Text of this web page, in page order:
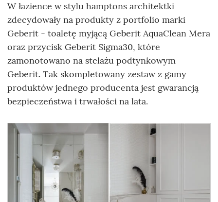
W łazience w stylu hamptons architektki
zdecydowały na produkty z portfolio marki
Geberit - toaletę myjącą Geberit AquaClean Mera
oraz przycisk Geberit Sigma30, które
zamonotowano na stelażu podtynkowym
Geberit. Tak skompletowany zestaw z gamy
produktów jednego producenta jest gwarancją
bezpieczeństwa i trwałości na lata.